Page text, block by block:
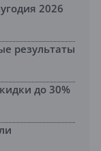
2026
результаты
до 30%